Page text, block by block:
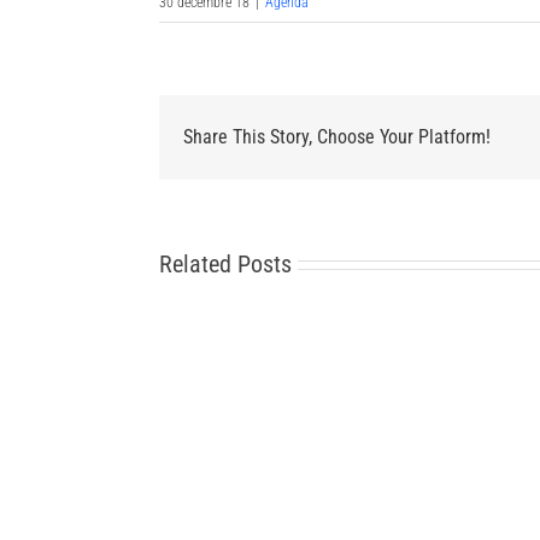
Share This Story, Choose Your Platform!
Related Posts